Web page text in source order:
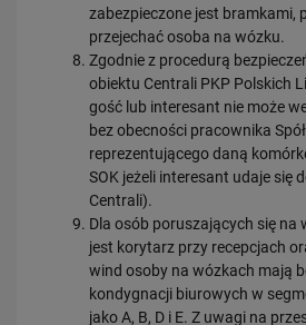
zabezpieczone jest bramkami,
przejechać osoba na wózku.
Zgodnie z procedurą
obiektu Centrali PKP Polskich
gość lub interesant nie może
bez obecności pracownika
reprezentującego daną
SOK jeżeli interesant udaje się
Centrali).
Dla osób poruszających się na
jest korytarz przy recepcjach
wind osoby na wózkach mają
kondygnacji biurowych w
jako A, B, D i E. Z uwagi na